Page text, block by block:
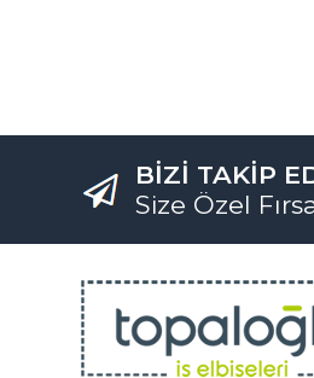
BİZİ TAKİP
Size Özel